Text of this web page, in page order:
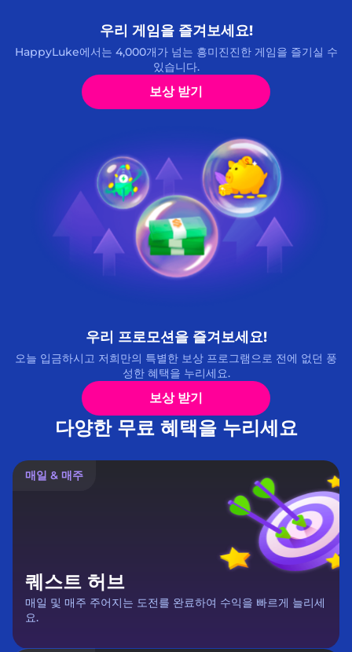
우리 게임을 즐겨보세요!
HappyLuke에서는 4,000개가 넘는 흥미진진한 게임을 즐기실 수
있습니다.
보상 받기
우리 프로모션을 즐겨보세요!
오늘 입금하시고 저희만의 특별한 보상 프로그램으로 전에 없던 풍
성한 혜택을 누리세요.
보상 받기
다양한 무료 혜택을 누리세요
매일 & 매주
퀘스트 허브
매일 및 매주 주어지는 도전를 완료하여 수익을 빠르게 늘리세
요.